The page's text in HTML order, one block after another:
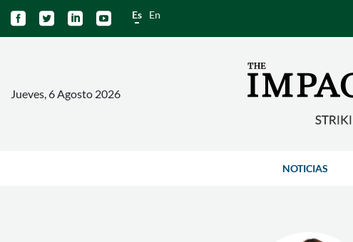
    Es En
Jueves, 6 Agosto 2026
NOTICIAS